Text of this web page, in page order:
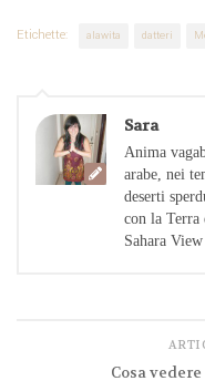
Etichette: alawita datteri
Sara
Anima
arabe, nei
deserti
con la
Sahara
Cosa